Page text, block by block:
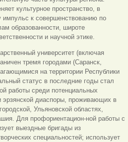
культурное пространство, в
импульс к совершенствованию по
образованности, широте
и научной этике.
университет (включая
тремя городами (Саранск,
на территории Республики
статус в последние годы стал
работы среди потенциальных
эрзянской диаспоры, проживающих в
Ульяновской областях,
Для профориентацион-ной работы с
выездные бригады из
специальностей; использует